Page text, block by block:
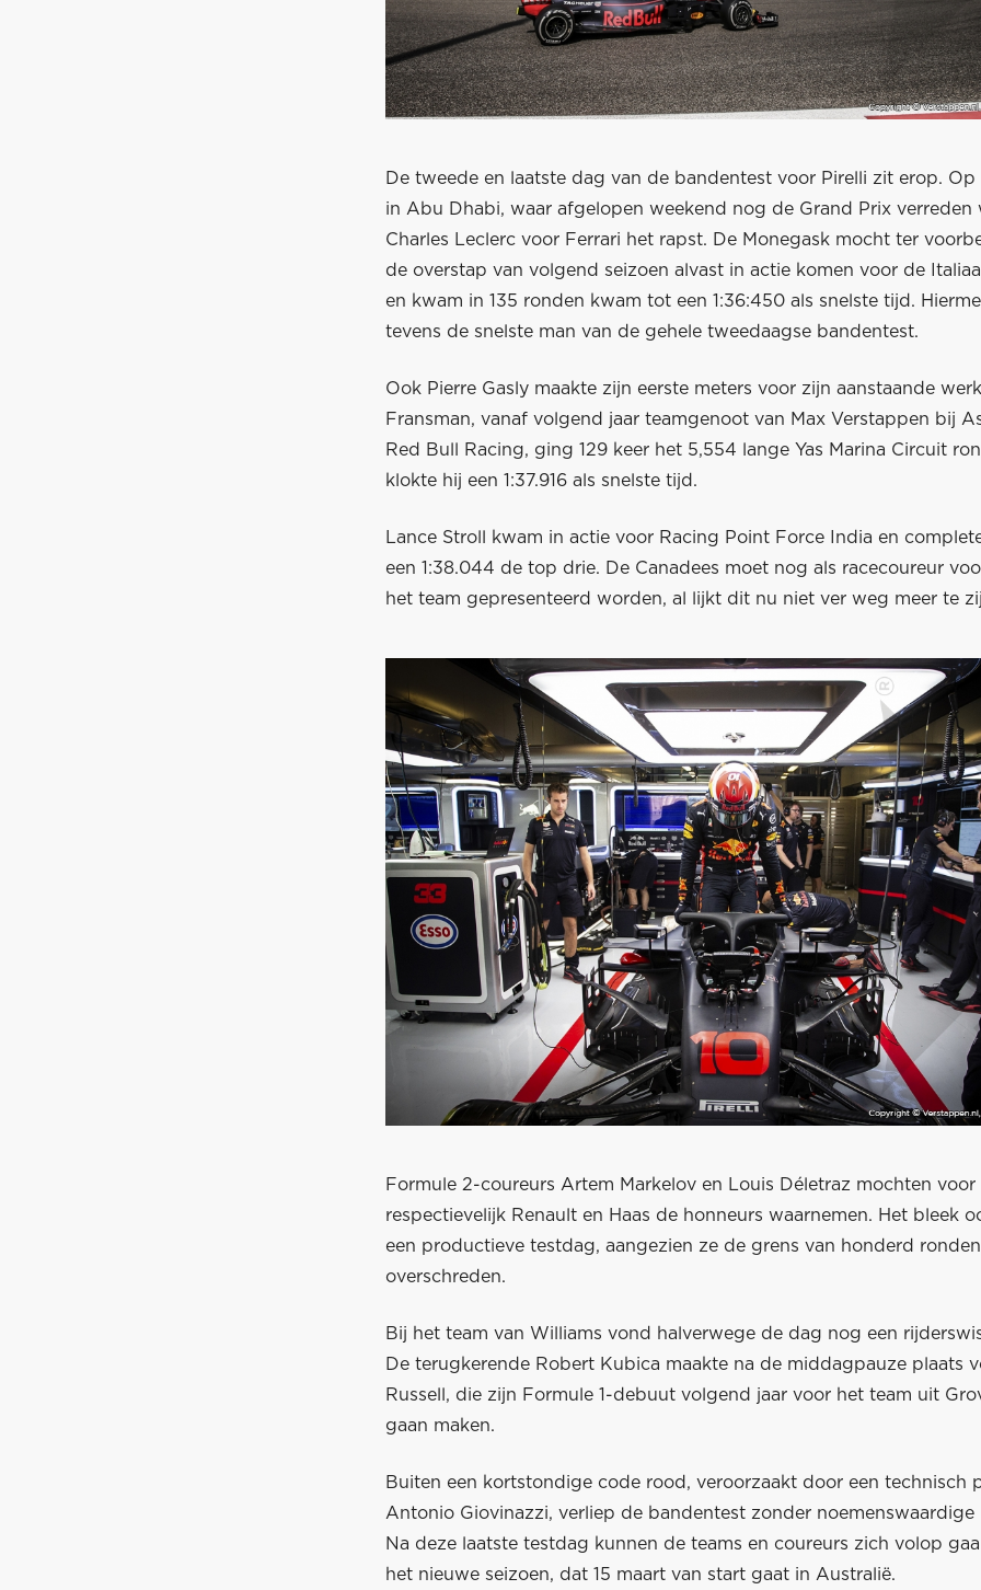
De tweede en laatste dag van de bandentest voor Pirelli zit erop.
in Abu Dhabi, waar afgelopen weekend nog de Grand Prix verreden
Charles Leclerc voor Ferrari het rapst. De Monegask mocht ter
de overstap van volgend seizoen alvast in actie komen voor de
en kwam in 135 ronden kwam tot een 1:36:450 als snelste tijd.
tevens de snelste man van de gehele tweedaagse bandentest.
Ook Pierre Gasly maakte zijn eerste meters voor zijn aanstaande
Fransman, vanaf volgend jaar teamgenoot van Max Verstappen bij
Red Bull Racing, ging 129 keer het 5,554 lange Yas Marina Circuit
klokte hij een 1:37.916 als snelste tijd.
Lance Stroll kwam in actie voor Racing Point Force India en
een 1:38.044 de top drie. De Canadees moet nog als racecoureur
het team gepresenteerd worden, al lijkt dit nu niet ver weg meer te
Formule 2-coureurs Artem Markelov en Louis Déletraz mochten voor
respectievelijk Renault en Haas de honneurs waarnemen. Het bleek
een productieve testdag, aangezien ze de grens van honderd
overschreden.
Bij het team van Williams vond halverwege de dag nog een
De terugkerende Robert Kubica maakte na de middagpauze plaats
Russell, die zijn Formule 1-debuut volgend jaar voor het team uit
gaan maken.
Buiten een kortstondige code rood, veroorzaakt door een technisch
Antonio Giovinazzi, verliep de bandentest zonder noemenswaardige
Na deze laatste testdag kunnen de teams en coureurs zich volop
het nieuwe seizoen, dat 15 maart van start gaat in Australië.